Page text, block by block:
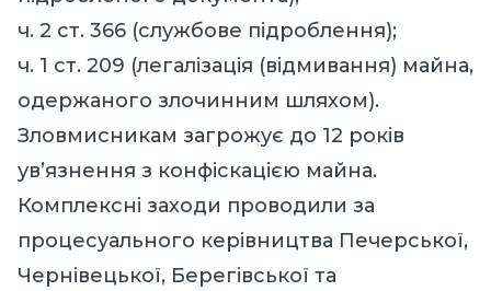
⁠ч. 2 ст. 366 (службове підроблення);
ч. 1 ст. 209 (легалізація (відмивання) майна,
одержаного злочинним шляхом).
Зловмисникам загрожує до 12 років
ув’язнення з конфіскацією майна.
Комплексні заходи проводили за
процесуального керівництва Печерської,
Чернівецької, Берегівської та